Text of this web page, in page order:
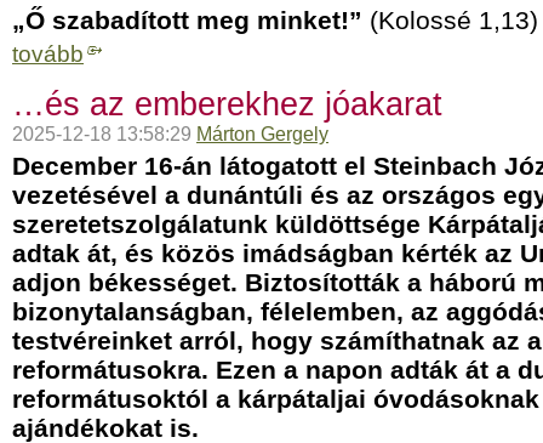
„Ő szabadított meg minket!” (Kolossé 1,13)
tovább
…és az emberekhez jóakarat
2025-12-18 13:58:29 Márton Gergely
December 16-án látogatott el Steinbach
vezetésével a dunántúli és az országos
szeretetszolgálatunk küldöttsége
adtak át, és közös imádságban kérték az
adjon békességet. Biztosították a háború
bizonytalanságban, félelemben, az
testvéreinket arról, hogy számíthatnak az
reformátusokra. Ezen a napon adták át a
reformátusoktól a kárpátaljai
ajándékokat is.